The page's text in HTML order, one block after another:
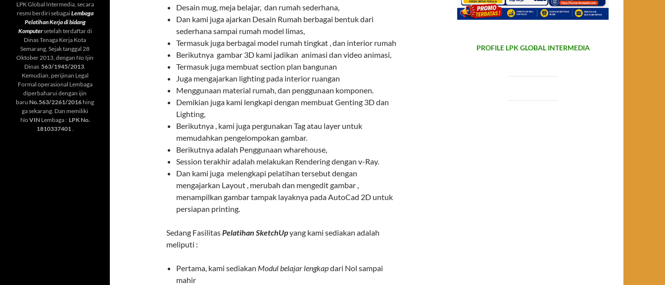
Desain mug, meja belajar, dan rumah sederhana,
Dan kami juga ajarkan Desain Rumah berbagai bentuk dari
sederhana sampai rumah model limas,
Termasuk juga berbagai model rumah tingkat , dan interior rumah
Berikutnya gambar 3D kami jadikan animasi dan video animasi,
Termasuk juga membuat section plan bangunan
Juga mengajarkan lighting pada interior ruangan
Menggunaan material rumah, dan penggunaan komponen.
Demikian juga kami lengkapi dengan membuat Genting 3D dan
Lighting,
Berikutnya , kami juga pergunakan Tag atau layer untuk
memudahkan pengelompokan gambar.
Berikutnya adalah Penggunaan wharehouse,
Session terakhir adalah melakukan Rendering dengan v-Ray.
Dan kami juga melengkapi pelatihan tersebut dengan
mengajarkan Layout , merubah dan mengedit gambar ,
menampilkan gambar tampak layaknya pada AutoCad 2D untuk
persiapan printing.
Sedang Fasilitas Pelatihan SketchUpyang kami sediakan adalah
meliputi :
Pertama, kami sediakan Modul belajar lengkapdari Nol sampai
mahir
PROFILE LPK GLOBAL INTERMEDIA
LPK Global Intermedia, secara
resmi berdiri sebagaiLembaga
Pelatihan Kerja di bidang
Komputersetelah terdaftar di
Dinas Tenaga Kerja Kota
Semarang, Sejak tanggal 28
Oktober 2013, dengan No Ijin
Dinas 563/1945/2013.
Kemudian, perijinan Legal
Formal operasional Lembaga
diperbaharui dengan ijin
baru No.563/2261/2016 hing
ga sekarang. Dan memiliki
NoVINLembaga : LPK No.
1810337401.